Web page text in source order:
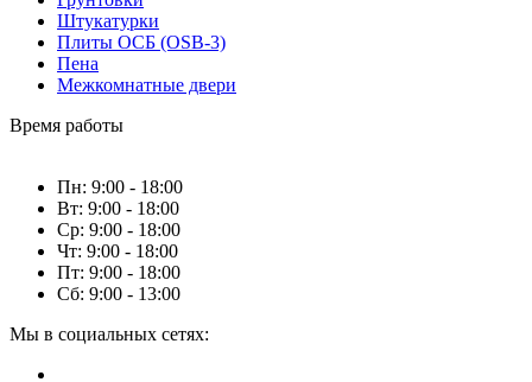
Штукатурки
Плиты ОСБ (OSB-3)
Пена
Межкомнатные двери
Время работы
Пн: 9:00 - 18:00
Вт: 9:00 - 18:00
Ср: 9:00 - 18:00
Чт: 9:00 - 18:00
Пт: 9:00 - 18:00
Сб: 9:00 - 13:00
Мы в социальных сетях: